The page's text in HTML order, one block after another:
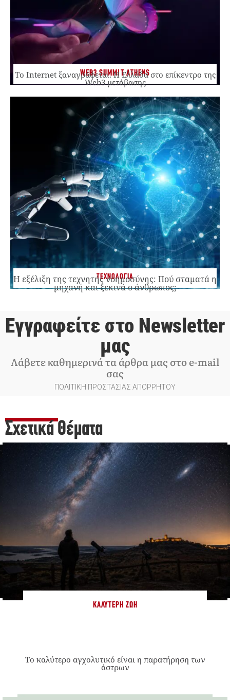
WEB3 SUMMIT ATHENS
Το Internet ξαναγράφεται. Η Ελλάδα στο επίκεντρο της
Web3 μετάβασης
ΤΕΧΝΟΛΟΓΙΑ
Η εξέλιξη της τεχνητής νοημοσύνης: Πού σταματά η
μηχανή και ξεκινά ο άνθρωπος;
Εγγραφείτε στο Newsletter
μας
Λάβετε καθημερινά τα άρθρα μας στο e-mail
σας
ΠΟΛΙΤΙΚΗ ΠΡΟΣΤΑΣΙΑΣ ΑΠΟΡΡΗΤΟΥ
Σχετικά Θέματα
ΚΑΛΎΤΕΡΗ ΖΩΉ
Το καλύτερο αγχολυτικό είναι η παρατήρηση των
άστρων